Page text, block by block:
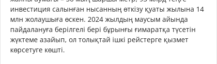
инвестиция салынған нысанның өткізу қуаты жылына 14
млн жолаушыға өскен. 2024 жылдың маусым айында
пайдалануға берілгелі бері бұрынғы ғимаратқа түсетін
жүктеме азайып, ол толықтай ішкі рейстерге қызмет
көрсетуге көшті.